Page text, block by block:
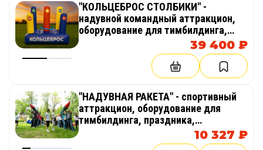
"КОЛЬЦЕБРОС СТОЛБИКИ" -
надувной командный аттракцион,
оборудование для тимбилдинга,
праздника, корпоратива,
соревнований, веселых стартов,
39 400 ₽
"НАДУВНАЯ РАКЕТА" - спортивный
аттракцион, оборудование для
тимбилдинга, праздника,
корпоратива, соревнований,
веселых стартов, эстафет
10 327 ₽